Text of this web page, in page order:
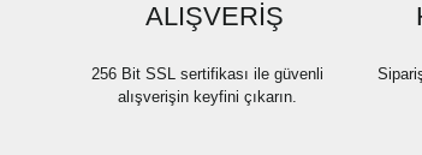
ALIŞVERİŞ
256 Bit SSL sertifikası ile güvenli
alışverişin keyfini çıkarın.